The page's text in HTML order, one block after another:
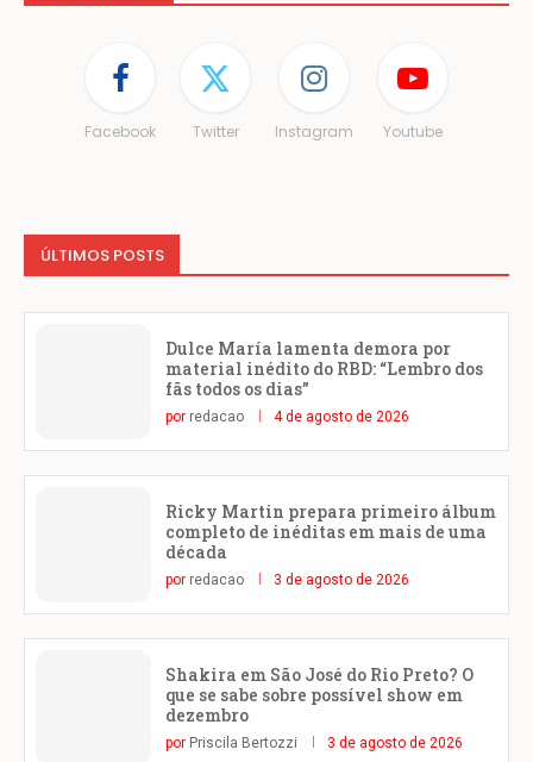
Facebook Twitter Instagram Youtube
ÚLTIMOS POSTS
Dulce María lamenta demora por
material inédito do RBD: “Lembro dos
fãs todos os dias”
por redacao 4 de agosto de 2026
Ricky Martin prepara primeiro álbum
completo de inéditas em mais de uma
década
por redacao 3 de agosto de 2026
Shakira em São José do Rio Preto? O
que se sabe sobre possível show em
dezembro
por Priscila Bertozzi 3 de agosto de 2026